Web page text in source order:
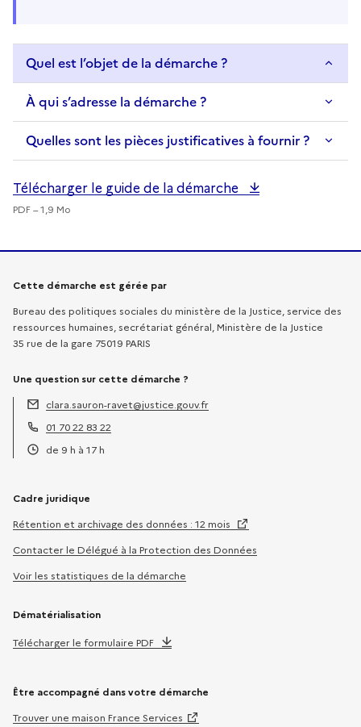
Quel est l’objet de la démarche ?
À qui s’adresse la démarche ?
Quelles sont les pièces justificatives à fournir ?
Télécharger le guide de la démarche
PDF – 1,9 Mo
Informations sur la démarche
Cette démarche est gérée par
Bureau des politiques sociales du ministère de la Justice, service des
ressources humaines, secrétariat général, Ministère de la Justice
35 rue de la gare 75019 PARIS
Une question sur cette démarche ?
Adresse électronique :
clara.sauron-ravet@justice.gouv.fr
Téléphone :
01 70 22 83 22
de 9 h à 17 h
Cadre juridique
Rétention et archivage des données : 12 mois
Contacter le Délégué à la Protection des Données
Voir les statistiques de la démarche
Dématérialisation
Télécharger le formulaire PDF
Être accompagné dans votre démarche
Trouver une maison France Services